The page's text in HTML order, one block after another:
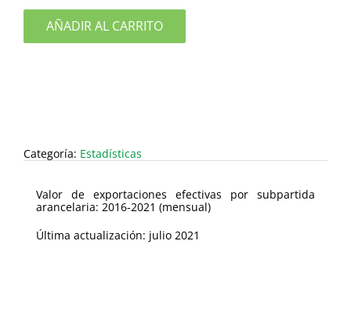
AÑADIR AL CARRITO
Categoría: Estadísticas
Valor de exportaciones efectivas por subpartida
arancelaria: 2016-2021 (mensual)
Última actualización: julio 2021